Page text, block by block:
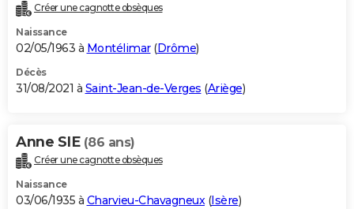
Créer une cagnotte obsèques
Naissance
02/05/1963 à Montélimar(Drôme)
Décès
31/08/2021 à Saint-Jean-de-Verges (Ariège)
Anne SIE (86 ans)
Créer une cagnotte obsèques
Naissance
03/06/1935 à Charvieu-Chavagneux(Isère)